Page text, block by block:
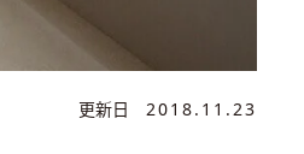
更新日 2018.11.23